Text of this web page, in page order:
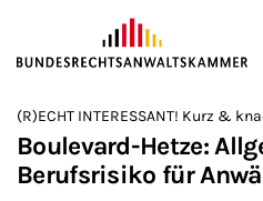
ZUM HAUPTINHALT SPRINGEN
Sie befinden sich hier:
>
Startseite
>
Newsroom
>
(R)ECHT INTERESSANT! Kurz &
Boulevard-Hetze:
Berufsrisiko für